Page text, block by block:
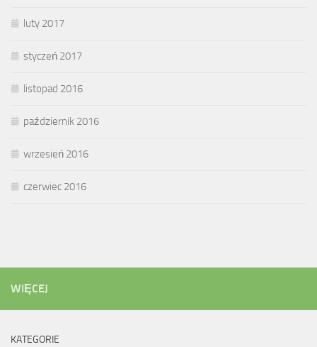
luty 2017
styczeń 2017
listopad 2016
październik 2016
wrzesień 2016
czerwiec 2016
WIĘCEJ
KATEGORIE